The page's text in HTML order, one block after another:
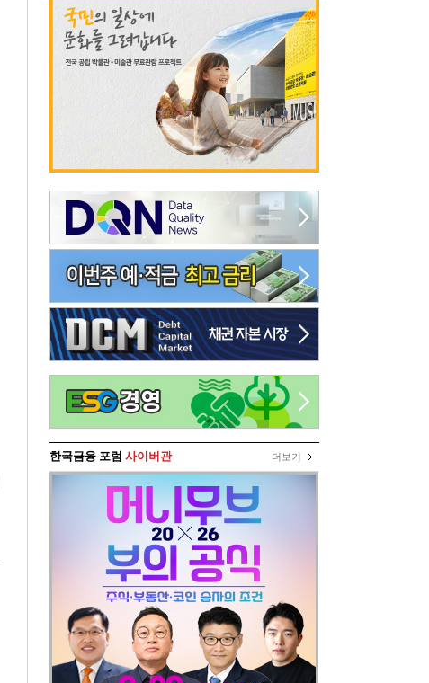
한국금융 포럼 사이버관 더보기